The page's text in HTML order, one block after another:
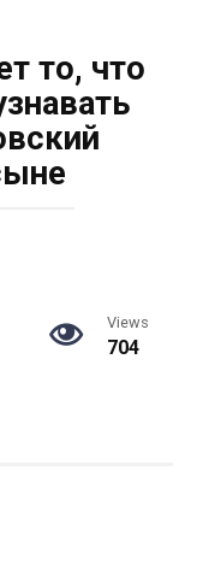
то, что
Views
704